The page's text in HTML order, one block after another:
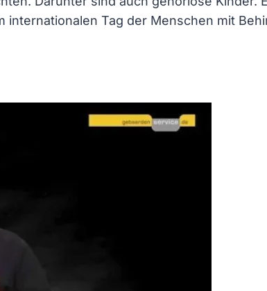
internationalen Tag der Menschen mit